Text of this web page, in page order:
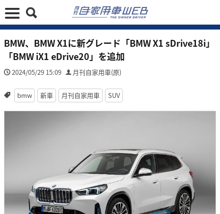
BMW、BMW X1に新グレード「BMW X1 sDrive18i」
「BMW iX1 eDrive20」を追加
2024/05/29 15:09 月刊自家用車(原)
bmw 新車 月刊自家用車 SUV